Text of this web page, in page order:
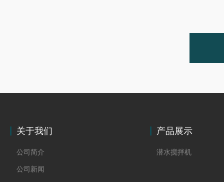
关于我们
公司简介
公司新闻
产品展示
潜水搅拌机